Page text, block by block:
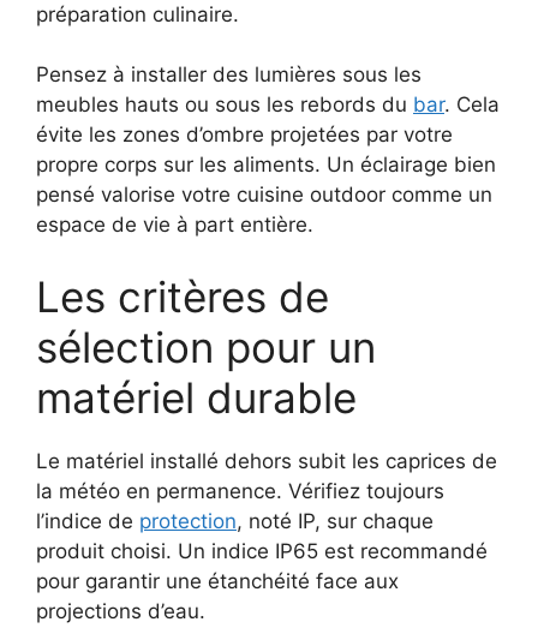
préparation culinaire.
Pensez à installer des lumières sous les
meubles hauts ou sous les rebords du bar. Cela
évite les zones d’ombre projetées par votre
propre corps sur les aliments. Un éclairage bien
pensé valorise votre cuisine outdoor comme un
espace de vie à part entière.
Les critères de
sélection pour un
matériel durable
Le matériel installé dehors subit les caprices de
la météo en permanence. Vérifiez toujours
l’indice de protection, noté IP, sur chaque
produit choisi. Un indice IP65 est recommandé
pour garantir une étanchéité face aux
projections d’eau.